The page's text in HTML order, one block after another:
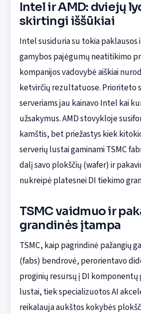
Intel ir AMD: dviejų
skirtingi iššūkiai
Intel susiduria su tokia paklausos
gamybos pajėgumų neatitikimo
kompanijos vadovybė aiškiai
ketvirčių rezultatuose. Prioriteto
serveriams jau kainavo Intel kai
užsakymus. AMD stovykloje
kamštis, bet priežastys kiek
serverių lustai gaminami TSMC
dalį savo plokščių (wafer) ir
nukreipė platesnei DI tiekimo
TSMC vaidmuo ir
grandinės įtampa
TSMC, kaip pagrindinė pažangių
(fabs) bendrovė, perorientavo
proginių resursų į DI komponentų
lustai, tiek specializuotos AI
reikalauja aukštos kokybės